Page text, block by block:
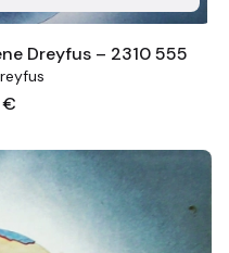
Dreyfus – 2310 555
€